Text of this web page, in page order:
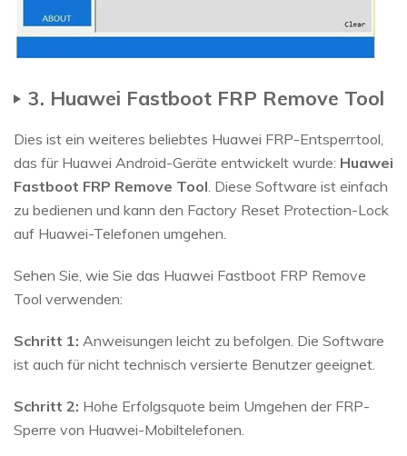
3. Huawei Fastboot FRP Remove Tool
Dies ist ein weiteres beliebtes Huawei FRP-Entsperrtool,
das für Huawei Android-Geräte entwickelt wurde: Huawei
Fastboot FRP Remove Tool . Diese Software ist einfach
zu bedienen und kann den Factory Reset Protection-Lock
auf Huawei-Telefonen umgehen.
Sehen Sie, wie Sie das Huawei Fastboot FRP Remove
Tool verwenden:
Schritt 1: Anweisungen leicht zu befolgen. Die Software
ist auch für nicht technisch versierte Benutzer geeignet.
Schritt 2: Hohe Erfolgsquote beim Umgehen der FRP-
Sperre von Huawei-Mobiltelefonen.